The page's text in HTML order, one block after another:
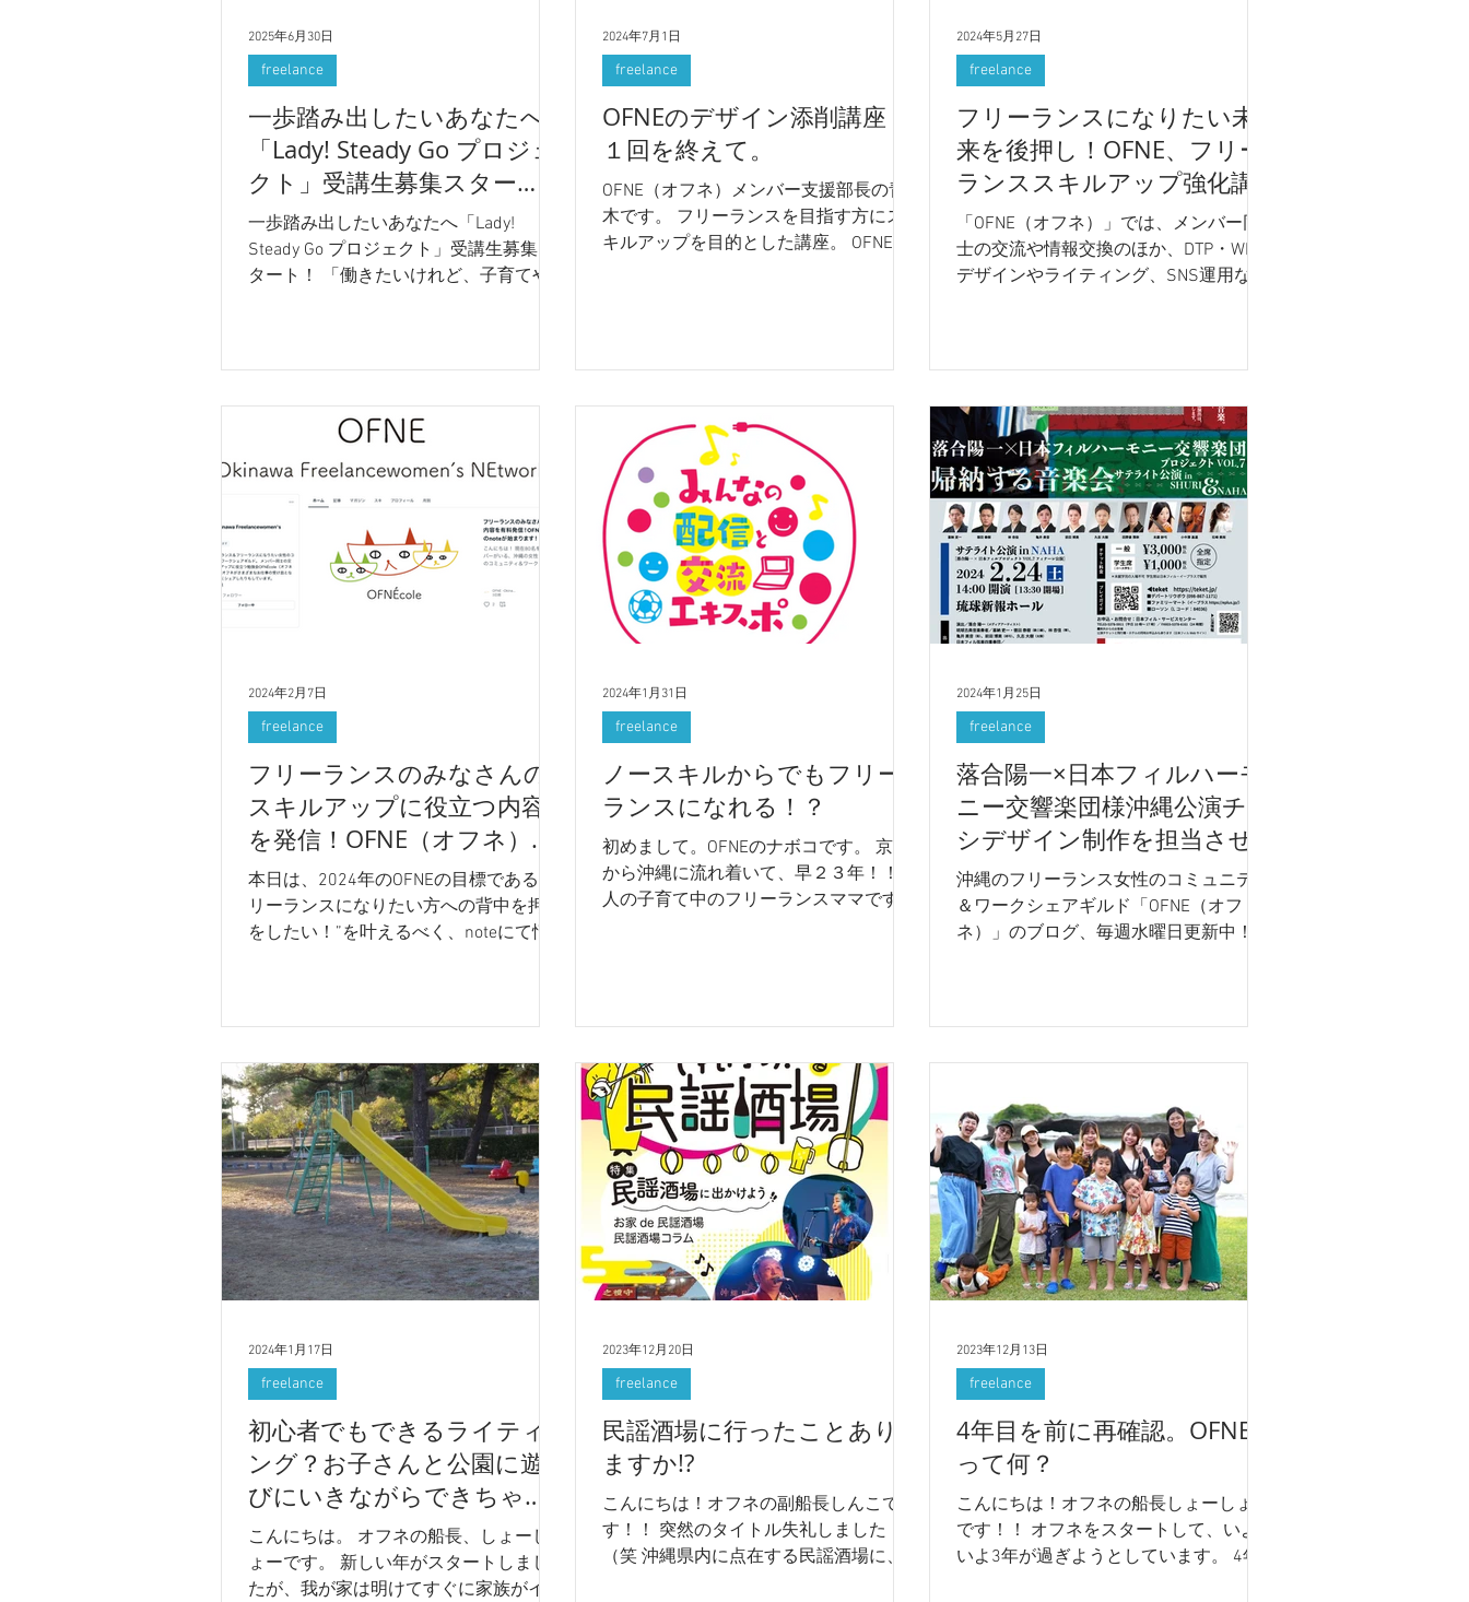
一歩踏み出したいあなたへ
「Lady! Steady Go プロジェ
クト」受講生募集スター
ト！
一歩踏み出したいあなたへ「Lady!
Steady Go プロジェクト」受講生募集ス
タート！ 「働きたいけれど、子育てや
てくれる新プログラムが始まります。
freelance
2025年6月30日
OFNEのデザイン添削講座 第
１回を終えて。
OFNE（オフネ）メンバー支援部長の青
木です。 フリーランスを目指す方にス
キルアップを目的とした講座。 OFNEの
freelance
2024年7月1日
フリーランスになりたい未
来を後押し！OFNE、フリー
ランススキルアップ強化講
座を始めます。
「OFNE（オフネ）」では、メンバー同
士の交流や情報交換のほか、DTP・WEB
デザインやライティング、SNS運用など
おり、その中...
freelance
2024年5月27日
フリーランスのみなさんの
スキルアップに役立つ内容
を発信！OFNE（オフネ）の
note始動！
本日は、2024年のOFNEの目標である“フ
リーランスになりたい方への背中を押し
をしたい！”を叶えるべく、noteにて情
freelance
2024年2月7日
ノースキルからでもフリー
ランスになれる！？
初めまして。OFNEのナボコです。 京都
から沖縄に流れ着いて、早２３年！！３
人の子育て中のフリーランスママです。
freelance
2024年1月31日
落合陽一×日本フィルハーモ
ニー交響楽団様沖縄公演チラ
シデザイン制作を担当させ
ていただきました！
沖縄のフリーランス女性のコミュニティ
＆ワークシェアギルド「OFNE（オフ
ネ）」のブログ、毎週水曜日更新中！今
freelance
2024年1月25日
初心者でもできるライティ
ング？お子さんと公園に遊
びにいきながらできちゃう
お仕事！
こんにちは。 オフネの船長、しょーし
ょーです。 新しい年がスタートしまし
たが、我が家は明けてすぐに家族がイン
freelance
2024年1月17日
民謡酒場に行ったことあり
ますか!?
こんにちは！オフネの副船長しんこで
す！！ 突然のタイトル失礼しました
（笑 沖縄県内に点在する民謡酒場に、
freelance
2023年12月20日
4年目を前に再確認。OFNE
って何？
こんにちは！オフネの船長しょーしょー
です！！ オフネをスタートして、いよ
いよ3年が過ぎようとしています。 4年
freelance
2023年12月13日